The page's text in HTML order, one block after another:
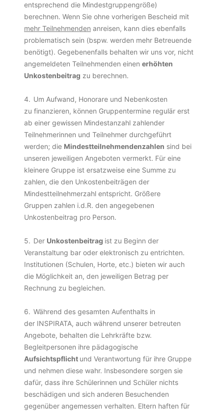
entsprechend die Mindestgruppengröße)
berechnen. Wenn Sie ohne vorherigen Bescheid mit
mehr Teilnehmenden anreisen, kann dies ebenfalls
problematisch sein (bspw. werden mehr Betreuende
benötigt). Gegebenenfalls behalten wir uns vor, nicht
angemeldeten Teilnehmenden einen erhöhten
Unkostenbeitrag zu berechnen.
4. Um Aufwand, Honorare und Nebenkosten
zu finanzieren, können Gruppentermine regulär erst
ab einer gewissen Mindestanzahl zahlender
Teilnehmerinnen und Teilnehmer durchgeführt
werden; die MindestteiInehmendenzahlen sind bei
unseren jeweiligen Angeboten vermerkt. Für eine
kleinere Gruppe ist ersatzweise eine Summe zu
zahlen, die den Unkostenbeiträgen der
Mindestteilnehmerzahl entspricht. Größere
Gruppen zahlen i.d.R. den angegebenen
Unkostenbeitrag pro Person.
5. Der Unkostenbeitrag ist zu Beginn der
Veranstaltung bar oder elektronisch zu entrichten.
Institutionen (Schulen, Horte, etc.) bieten wir auch
die Möglichkeit an, den jeweiligen Betrag per
Rechnung zu begleichen.
6. Während des gesamten Aufenthalts in
der INSPIRATA, auch während unserer betreuten
Angebote, behalten die Lehrkräfte bzw.
Begleitpersonen ihre pädagogische
Aufsichtspflicht und Verantwortung für ihre Gruppe
und nehmen diese wahr. Insbesondere sorgen sie
dafür, dass ihre Schülerinnen und Schüler nichts
beschädigen und sich anderen Besuchenden
gegenüber angemessen verhalten. Eltern haften für